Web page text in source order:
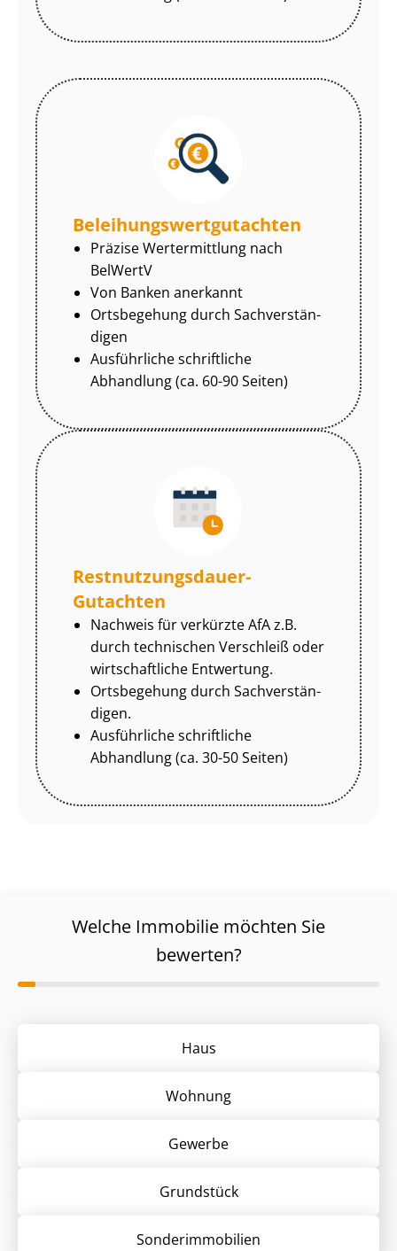
Be­lei­hungs­wert­gut­ach­ten
Präzise Wertermittlung nach
BelWertV
Von Banken anerkannt
Ortsbegehung durch Sach­ver­stän­
di­gen
Ausführliche schriftliche
Abhandlung (ca. 60-90 Seiten)
Rest­nut­zungs­dau­er-
Gutachten
Nachweis für verkürzte AfA z.B.
durch technischen Verschleiß oder
wirtschaftliche Entwertung.
Ortsbegehung durch Sach­ver­stän­
di­gen.
Ausführliche schriftliche
Abhandlung (ca. 30-50 Seiten)
Welche Immobilie möchten Sie
bewerten?
Haus
Wohnung
Gewerbe
Grund­stück
Sonder­immobilien